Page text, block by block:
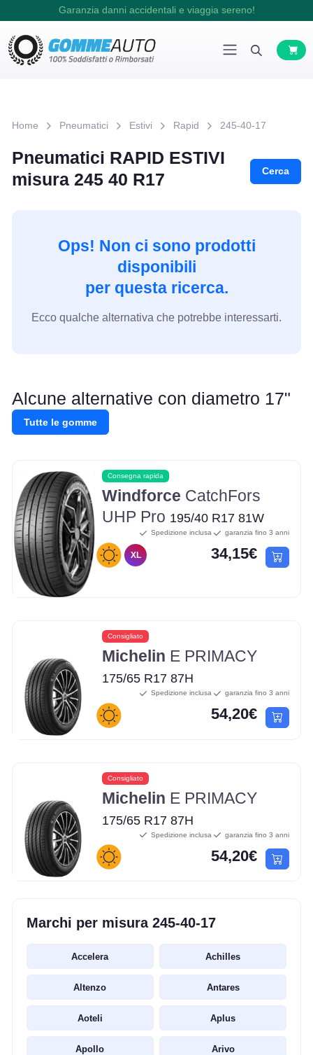
Garanzia danni accidentali e viaggia sereno!
Home Pneumatici Estivi Rapid 245-40-17
Pneumatici RAPID ESTIVI
misura 245 40 R17
Cerca
Ops! Non ci sono prodotti
disponibili
per questa ricerca.
Ecco qualche alternativa che potrebbe interessarti.
Alcune alternative con diametro 17"
Tutte le gomme
Consegna rapida
Windforce CatchFors
UHP Pro 195/40 R17 81W
XL
Spedizione inclusa garanzia fino 3 anni
34,15€
Consigliato
Michelin E PRIMACY
175/65 R17 87H
Spedizione inclusa garanzia fino 3 anni
54,20€
Consigliato
Michelin E PRIMACY
175/65 R17 87H
Spedizione inclusa garanzia fino 3 anni
54,20€
Marchi per misura 245-40-17
Accelera Achilles
Altenzo Antares
Aoteli Aplus
Apollo Arivo